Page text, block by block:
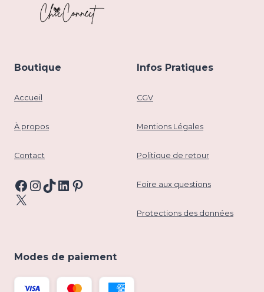
Boutique
Accueil
À propos
Contact
Facebook
Instagram
TikTok
LinkedIn
Pinterest
X
Infos Pratiques
CGV
Mentions Légales
Politique de retour
Foire aux questions
Protections des données
Modes de paiement